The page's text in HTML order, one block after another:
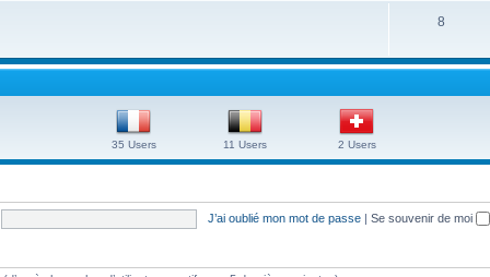
8
35 Users 11 Users 2 Users
J’ai oublié mon mot de passe | Se souvenir de moi